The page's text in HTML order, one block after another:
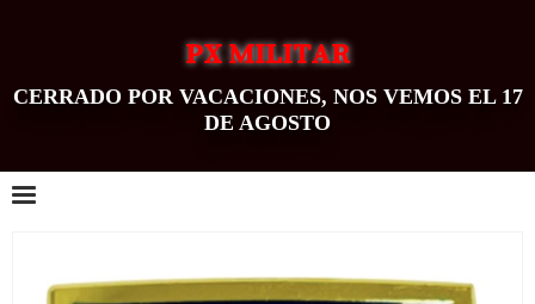
PX MILITAR
CERRADO POR VACACIONES, NOS VEMOS EL 17
DE AGOSTO